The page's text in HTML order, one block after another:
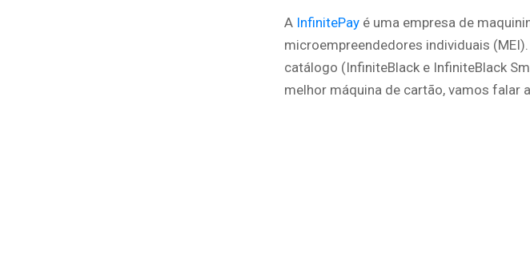
A InfinitePay é uma empresa de
microempreendedores individuais
catálogo (InfiniteBlack e InfiniteBlack
melhor máquina de cartão, vamos falar